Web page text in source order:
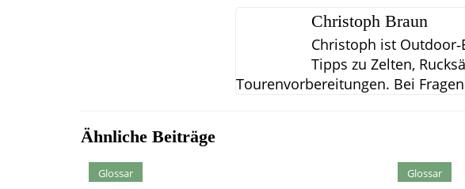
Christoph Braun
Christoph ist
Tipps zu Zelten,
Tourenvorbereitungen. Bei
Ähnliche Beiträge
Glossar Glossar